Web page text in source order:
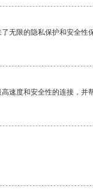
无限的隐私保护和安全性保
速度和安全性的连接，并